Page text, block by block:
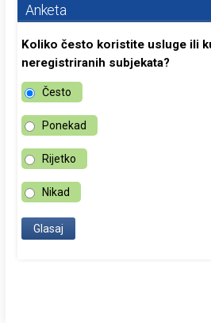
Anketa
Koliko često koristite usluge ili
neregistriranih subjekata?
Često
Ponekad
Rijetko
Nikad